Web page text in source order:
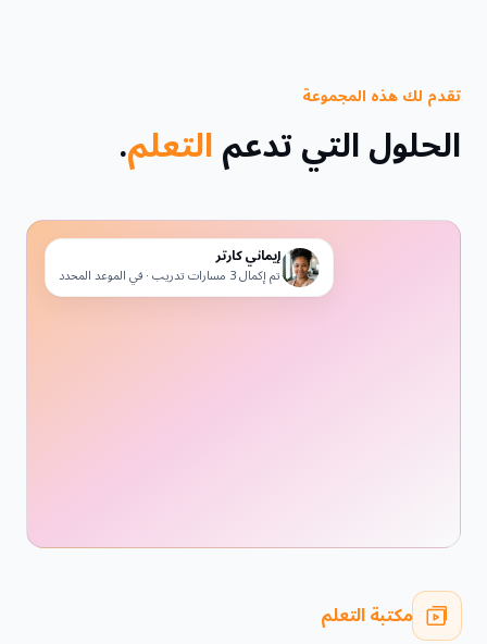
تقدم لك هذه المجموعة
الحلول التي تدعمالتعلم.
إيماني كارتر
تم إكمال 3 مسارات تدريب · في الموعد المحدد
مكتبة التعلم